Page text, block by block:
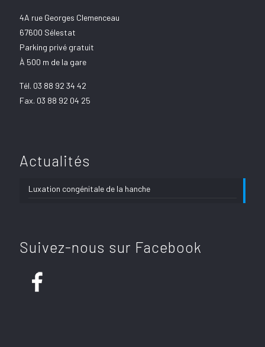
4A rue Georges Clemenceau
67600 Sélestat
Parking privé gratuit
À 500 m de la gare
Tél. 03 88 92 34 42
Fax. 03 88 92 04 25
Actualités
Luxation congénitale de la hanche
Suivez-nous sur Facebook